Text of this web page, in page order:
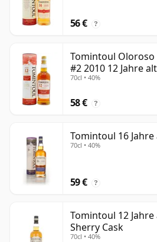
56 € ?
Tomintoul Oloroso
#2 2010 12 Jahre alt
70cl • 40%
58 € ?
Tomintoul 16 Jahre
70cl • 40%
59 € ?
Tomintoul 12
Sherry Cask
70cl • 40%